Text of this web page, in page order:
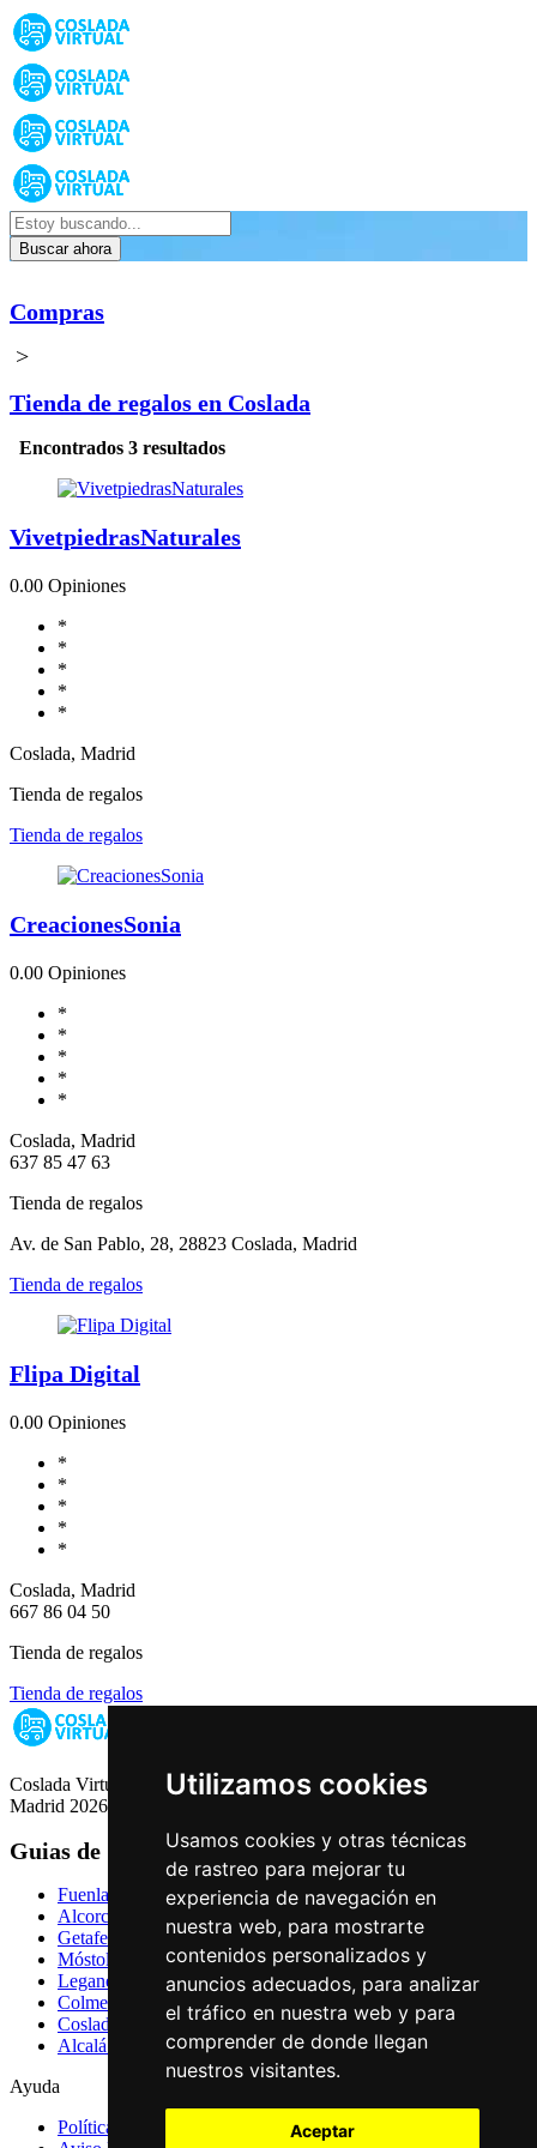
Utilizamos cookies
Usamos cookies y otras técnicas
de rastreo para mejorar tu
experiencia de navegación en
nuestra web, para mostrarte
contenidos personalizados y
anuncios adecuados, para analizar
el tráfico en nuestra web y para
comprender de donde llegan
nuestros visitantes.
Aceptar
Buscar ahora
Compras
>
Tienda de regalos en Coslada
Encontrados 3 resultados
VivetpiedrasNaturales
0.00 Opiniones
*
*
*
*
*
Coslada, Madrid
Tienda de regalos
Tienda de regalos
CreacionesSonia
0.00 Opiniones
*
*
*
*
*
Coslada, Madrid
637 85 47 63
Tienda de regalos
Av. de San Pablo, 28, 28823 Coslada, Madrid
Tienda de regalos
Flipa Digital
0.00 Opiniones
*
*
*
*
*
Coslada, Madrid
667 86 04 50
Tienda de regalos
Tienda de regalos
Coslada Virtual: Guia de Empresas, Ocio y Servicios de Coslada,
Madrid 2026
Guias de Ciudades
Fuenlabrada
Alcorcón
Getafe
Móstoles
Leganés
Colmenar Viejo
Coslada
Alcalá de Henares
Ayuda
Política de Privacidad